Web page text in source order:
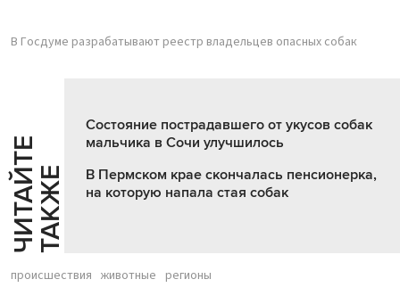
В Госдуме разрабатывают реестр владельцев опасных собак
Ч
И
Т
АЙ
Т
Е
Т
А
К
ЖЕ
Состояние пострадавшего от укусов собак
мальчика в Сочи улучшилось
В Пермском крае скончалась пенсионерка,
на которую напала стая собак
происшествия животные регионы